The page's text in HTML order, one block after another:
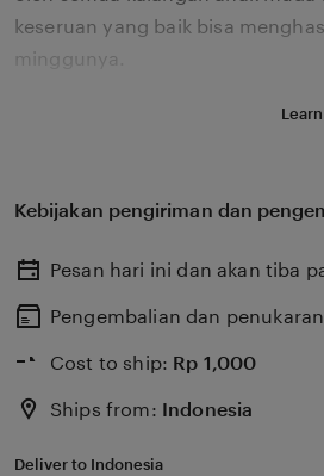
keseruan yang baik bisa
minggunya.
Kebijakan pengiriman dan
Pesan hari ini dan akan tiba
Pengembalian dan
Cost to ship: Rp 1,000
Ships from: Indonesia
Deliver to Indonesia